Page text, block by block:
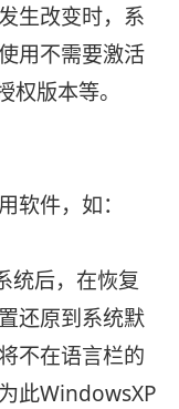
生改变时，系
用不需要激活
版本等。
软件，如：
统后，在恢复
还原到系统默
不在语言栏的
此WindowsXP